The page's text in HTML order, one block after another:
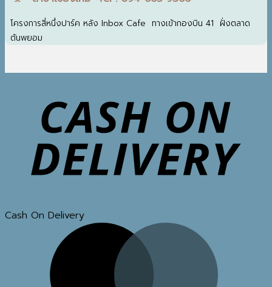
โครงการสี่หนึ่งปาร์ค หลัง Inbox Cafe ทางเข้ากองบิน 41 ฝั่งตลาด
ต้นพยอม
Cash On Delivery